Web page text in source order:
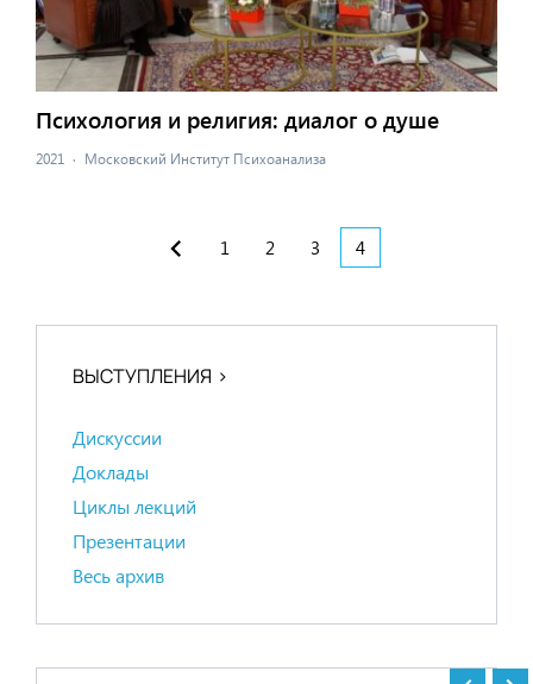
Психология и религия: диалог о душе
2021 · Московский Институт Психоанализа
1 2 3 4
ВЫСТУПЛЕНИЯ
Дискуссии
Доклады
Циклы лекций
Презентации
Весь архив